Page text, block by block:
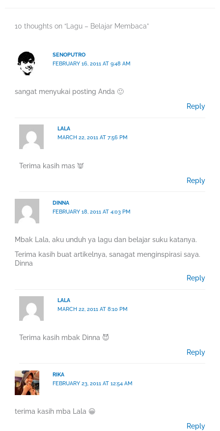
10 thoughts on “Lagu – Belajar Membaca”
SENOPUTRO
FEBRUARY 16, 2011 AT 9:48 AM
sangat menyukai posting Anda 🙂
Reply
LALA
MARCH 22, 2011 AT 7:56 PM
Terima kasih mas 👿
Reply
DINNA
FEBRUARY 18, 2011 AT 4:03 PM
Mbak Lala, aku unduh ya lagu dan belajar suku katanya.
Terima kasih buat artikelnya, sanagat menginspirasi saya.
Dinna
Reply
LALA
MARCH 22, 2011 AT 8:10 PM
Terima kasih mbak Dinna 😈
Reply
RIKA
FEBRUARY 23, 2011 AT 12:54 AM
terima kasih mba Lala 😀
Reply